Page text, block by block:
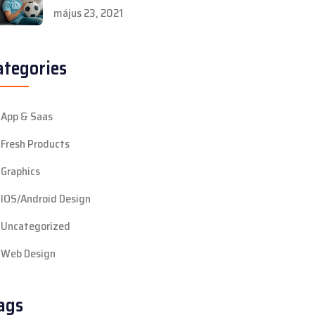
május 23, 2021
App & Saas
Fresh Products
Graphics
IOS/Android Design
Uncategorized
Web Design